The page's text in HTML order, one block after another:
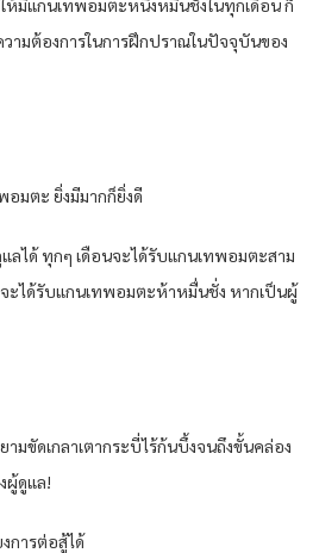
มีแกนเทพอมตะหนึ่งหมื่นชั่งในทุกเดือน ก็
วามต้องการในการฝึกปราณในปัจจุบันของ
มตะ ยิ่งมีมากก็ยิ่งดี
ลได้ ทุกๆ เดือนจะได้รับแกนเทพอมตะสาม
ะได้รับแกนเทพอมตะห้าหมื่นชั่ง หากเป็นผู้
ามขัดเกลาเตากระบี่ไร้ก้นบึ้งจนถึงขั้นคล่อง
ผู้ดูแล!
การต่อสู้ได้